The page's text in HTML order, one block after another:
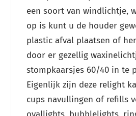
een soort van windlichtje,
op is kunt u de houder
plastic afval plaatsen of
door er gezellig
stompkaarsjes 60/40 in te
Eigenlijk zijn deze relight
cups navullingen of refills